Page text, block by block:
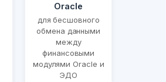
Oracle
для бесшовного
обмена данными
между
финансовыми
модулями Oracle и
ЭДО